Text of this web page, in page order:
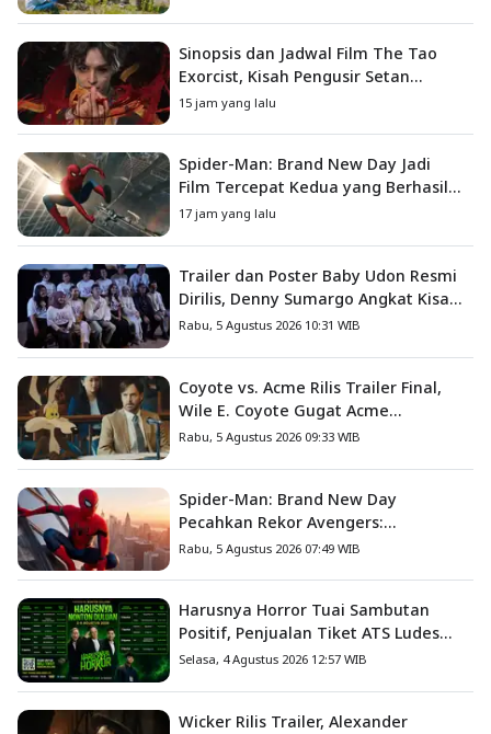
Sinopsis dan Jadwal Film The Tao
Exorcist, Kisah Pengusir Setan
Melawan Kutukan Mematikan
15 jam yang lalu
Spider-Man: Brand New Day Jadi
Film Tercepat Kedua yang Berhasil
Tembus US$1 Miliar
17 jam yang lalu
Trailer dan Poster Baby Udon Resmi
Dirilis, Denny Sumargo Angkat Kisah
Nyata Fanny Kondoh
Rabu, 5 Agustus 2026 10:31 WIB
Coyote vs. Acme Rilis Trailer Final,
Wile E. Coyote Gugat Acme
Corporation ke Pengadilan
Rabu, 5 Agustus 2026 09:33 WIB
Spider-Man: Brand New Day
Pecahkan Rekor Avengers:
Endgame, Cetak Debut Box Office
Rabu, 5 Agustus 2026 07:49 WIB
Harusnya Horror Tuai Sambutan
Positif, Penjualan Tiket ATS Ludes
Terjual
Selasa, 4 Agustus 2026 12:57 WIB
Wicker Rilis Trailer, Alexander